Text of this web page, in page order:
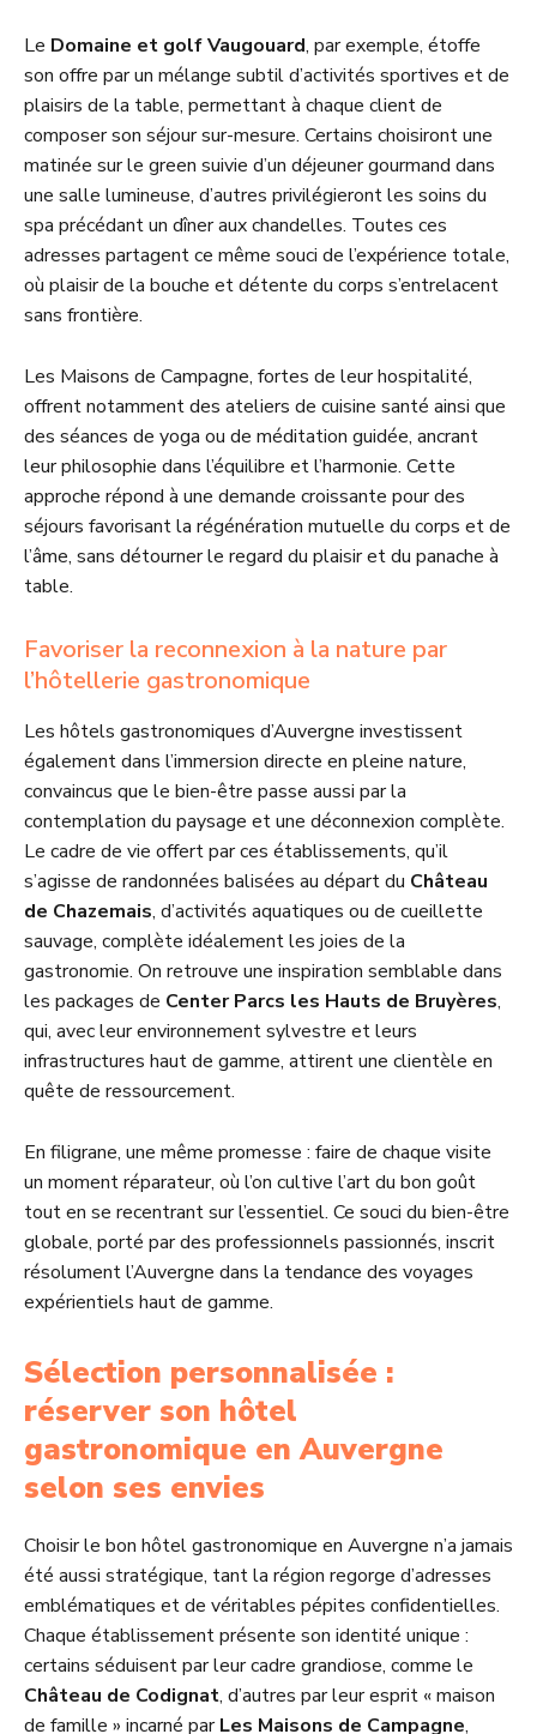
Le Domaine et golf Vaugouard, par exemple, étoffe
son offre par un mélange subtil d’activités sportives et de
plaisirs de la table, permettant à chaque client de
composer son séjour sur-mesure. Certains choisiront une
matinée sur le green suivie d’un déjeuner gourmand dans
une salle lumineuse, d’autres privilégieront les soins du
spa précédant un dîner aux chandelles. Toutes ces
adresses partagent ce même souci de l’expérience totale,
où plaisir de la bouche et détente du corps s’entrelacent
sans frontière.
Les Maisons de Campagne, fortes de leur hospitalité,
offrent notamment des ateliers de cuisine santé ainsi que
des séances de yoga ou de méditation guidée, ancrant
leur philosophie dans l’équilibre et l’harmonie. Cette
approche répond à une demande croissante pour des
séjours favorisant la régénération mutuelle du corps et de
l’âme, sans détourner le regard du plaisir et du panache à
table.
Favoriser la reconnexion à la nature par
l’hôtellerie gastronomique
Les hôtels gastronomiques d’Auvergne investissent
également dans l’immersion directe en pleine nature,
convaincus que le bien-être passe aussi par la
contemplation du paysage et une déconnexion complète.
Le cadre de vie offert par ces établissements, qu’il
s’agisse de randonnées balisées au départ du Château
de Chazemais, d’activités aquatiques ou de cueillette
sauvage, complète idéalement les joies de la
gastronomie. On retrouve une inspiration semblable dans
les packages de Center Parcs les Hauts de Bruyères,
qui, avec leur environnement sylvestre et leurs
infrastructures haut de gamme, attirent une clientèle en
quête de ressourcement.
En filigrane, une même promesse : faire de chaque visite
un moment réparateur, où l’on cultive l’art du bon goût
tout en se recentrant sur l’essentiel. Ce souci du bien-être
globale, porté par des professionnels passionnés, inscrit
résolument l’Auvergne dans la tendance des voyages
expérientiels haut de gamme.
Sélection personnalisée :
réserver son hôtel
gastronomique en Auvergne
selon ses envies
Choisir le bon hôtel gastronomique en Auvergne n’a jamais
été aussi stratégique, tant la région regorge d’adresses
emblématiques et de véritables pépites confidentielles.
Chaque établissement présente son identité unique :
certains séduisent par leur cadre grandiose, comme le
Château de Codignat, d’autres par leur esprit « maison
de famille » incarné parLes Maisons de Campagne,